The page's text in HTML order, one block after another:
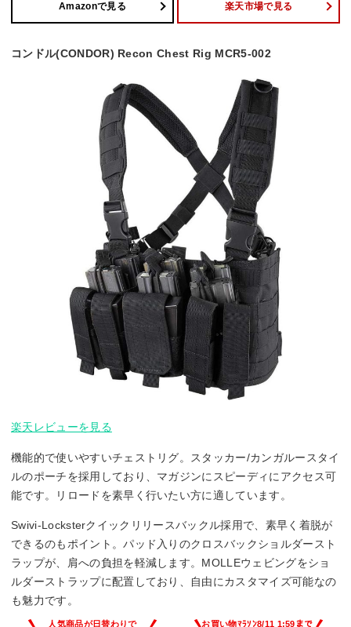
Amazonで見る 楽天市場で見る
コンドル(CONDOR) Recon Chest Rig MCR5-002
楽天レビューを見る
機能的で使いやすいチェストリグ。スタッカー/カンガルースタイ
ルのポーチを採用しており、マガジンにスピーディにアクセス可
能です。リロードを素早く行いたい方に適しています。
Swivi-Locksterクイックリリースバックル採用で、素早く着脱が
できるのもポイント。パッド入りのクロスバックショルダースト
ラップが、肩への負担を軽減します。MOLLEウェビングをショ
ルダーストラップに配置しており、自由にカスタマイズ可能なの
も魅力です。